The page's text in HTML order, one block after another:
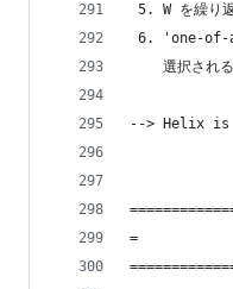
5. W を繰り返
6. 'one-of-
選択される
--> Helix is
=